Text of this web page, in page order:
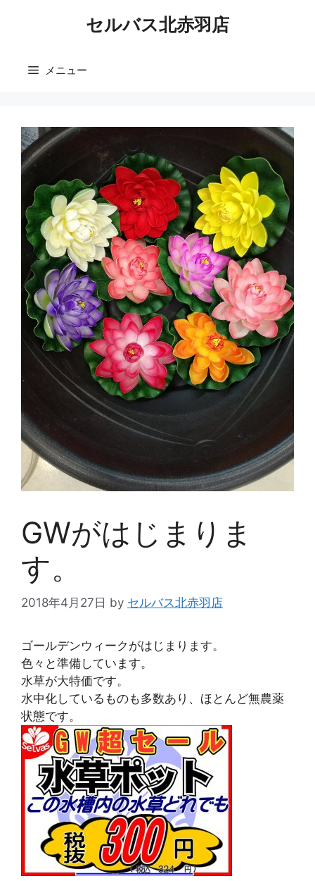
セルバス北赤羽店
メニュー
GWがはじまりま
す。
2018年4月27日 by セルバス北赤羽店
ゴールデンウィークがはじまります。
色々と準備しています。
水草が大特価です。
水中化しているものも多数あり、ほとんど無農薬
状態です。